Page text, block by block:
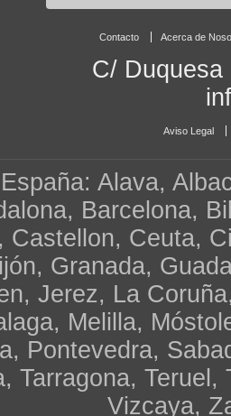
Contacto Acerca de
C/ Duquesa
Aviso Legal
Alava,
Barcelona,
Castellon, Ceuta,
Granada,
Jerez, La
Melilla,
Pontevedra,
Tarragona,
Vizcaya,